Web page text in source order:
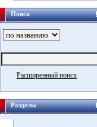
Поиск
Расширенный поиск
Разделы